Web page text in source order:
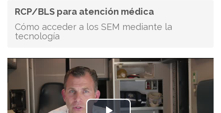
RCP/BLS para atención médica
Cómo acceder a los SEM mediante la
tecnología